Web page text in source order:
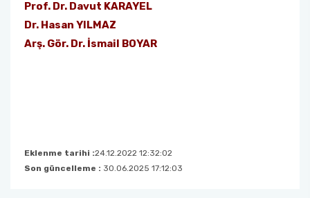
Prof. Dr. Davut KARAYEL
Dr. Hasan YILMAZ
Arş. Gör. Dr. İsmail BOYAR
Eklenme tarihi :24.12.2022 12:32:02
Son güncelleme : 30.06.2025 17:12:03